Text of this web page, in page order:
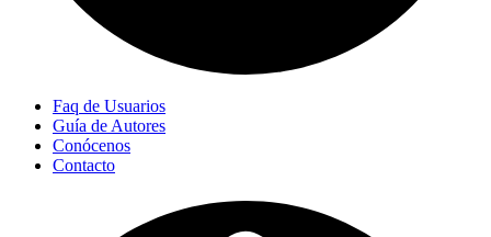
Faq de Usuarios
Guía de Autores
Conócenos
Contacto